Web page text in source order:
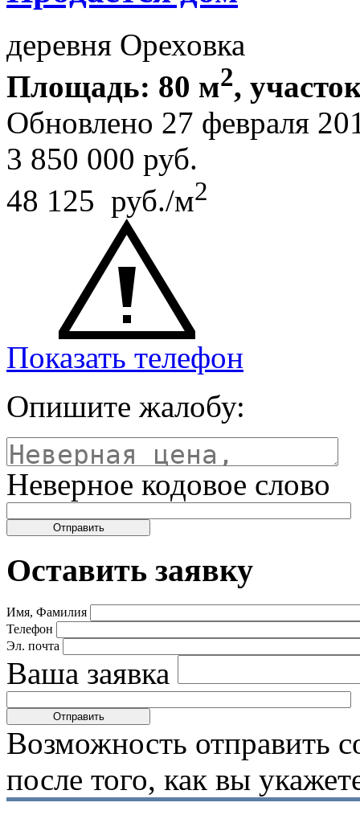
деревня Ореховка
Площадь: 80 м2,
Обновлено 27 февраля
3 850 000 руб.
48 125 руб./м2
Показать телефон
Опишите жалобу:
Неверное кодовое слово
Оставить заявку
Имя, Фамилия
Телефон
Эл. почта
Ваша заявка
Возможность отправить
после того, как вы